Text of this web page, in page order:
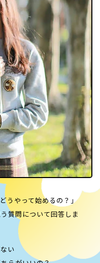
利 就
うやって始めるの？」
質問について回答しま
い